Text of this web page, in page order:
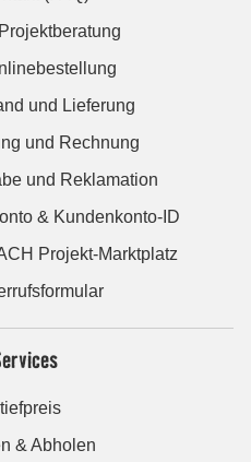
und Lieferung
und Rechnung
und Reklamation
& Kundenkonto-ID
Projekt-Marktplatz
& Abholen